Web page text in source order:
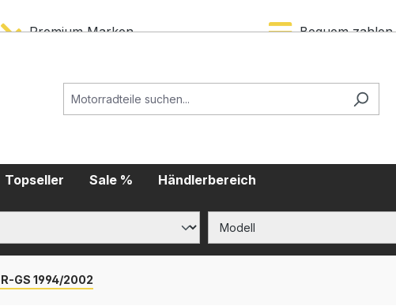
Premium Marken Bequem zahlen
Topseller Sale % Händlerbereich
GS 1994/2002